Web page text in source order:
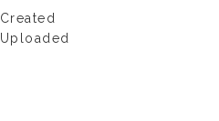
Created
Uploaded